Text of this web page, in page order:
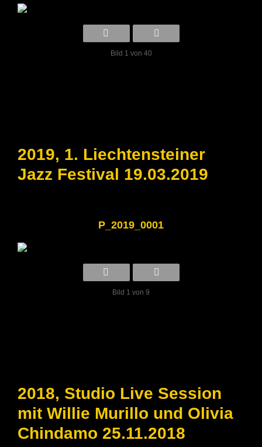
Bild 1 von 40
2019, 1. Liechtensteiner
Jazz Festival 19.03.2019
P_2019_0001
Bild 1 von 9
2018, Studio Live Session
mit Willie Murillo und Olivia
Chindamo 25.11.2018